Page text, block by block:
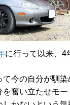
に行って以来、4
て今の自分が馴
奮い立たせモ